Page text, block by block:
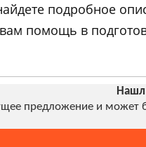
подробное
помощь в
предложение и